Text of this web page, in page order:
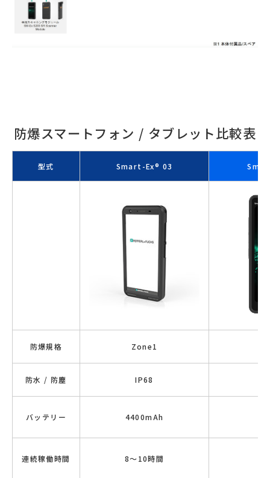
防爆スマートフォン / タブレット比較表
型式 Smart-Ex® 03
防爆規格 Zone1
防水 / 防塵 IP68
バッテリー 4400mAh
連続稼働時間 8～10時間